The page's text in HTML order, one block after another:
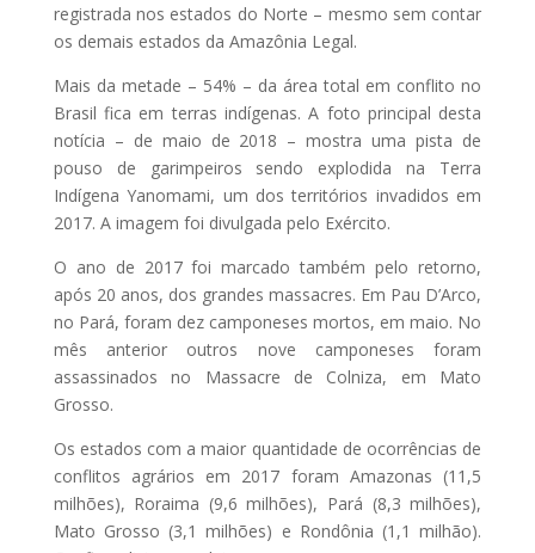
registrada nos estados do Norte – mesmo sem contar
os demais estados da Amazônia Legal.
Mais da metade – 54% – da área total em conflito no
Brasil fica em terras indígenas. A foto principal desta
notícia – de maio de 2018 – mostra uma pista de
pouso de garimpeiros sendo explodida na Terra
Indígena Yanomami, um dos territórios invadidos em
2017. A imagem foi divulgada pelo Exército.
O ano de 2017 foi marcado também pelo retorno,
após 20 anos, dos grandes massacres. Em Pau D’Arco,
no Pará, foram dez camponeses mortos, em maio. No
mês anterior outros nove camponeses foram
assassinados no Massacre de Colniza, em Mato
Grosso.
Os estados com a maior quantidade de ocorrências de
conflitos agrários em 2017 foram Amazonas (11,5
milhões), Roraima (9,6 milhões), Pará (8,3 milhões),
Mato Grosso (3,1 milhões) e Rondônia (1,1 milhão).